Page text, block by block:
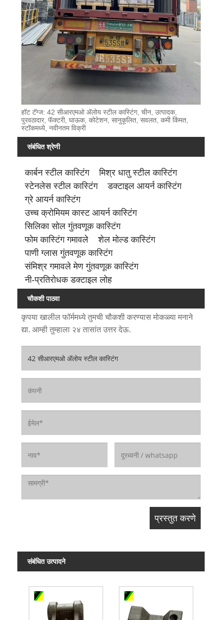
हॉट टॅग्ज: 42 सीआरएमओ अ‍ॅलोय स्टील कास्टिंग, चीन, उत्पादक,
पुरवठादार, फॅक्टरी, घाऊक, कोटेशन, सानुकूलित, सवलत, कमी किंमत,
स्टॉकमध्ये, नवीनतम विक्री
संबंधित श्रेणी
कार्बन स्टील कास्टिंग
मिश्र धातु स्टील कास्टिंग
स्टेनलेस स्टील कास्टिंग
डक्टाइल आयर्न कास्टिंग
ग्रे आयर्न कास्टिंग
उच्च क्रोमियम कास्ट आयर्न कास्टिंग
सिलिका सोल गुंतवणूक कास्टिंग
फोम कास्टिंग गमावले
शेल मोल्ड कास्टिंग
पाणी ग्लास गुंतवणूक कास्टिंग
संमिश्र गमावले मेण गुंतवणूक कास्टिंग
नी-प्रतिरोधक डक्टाइल लोह
चौकशी पाठवा
कृपया खालील फॉर्ममध्ये तुमची चौकशी करण्यास मोकळ्या मनाने
द्या. आम्ही तुम्हाला २४ तासांत उत्तर देऊ.
संबंधित उत्पादने